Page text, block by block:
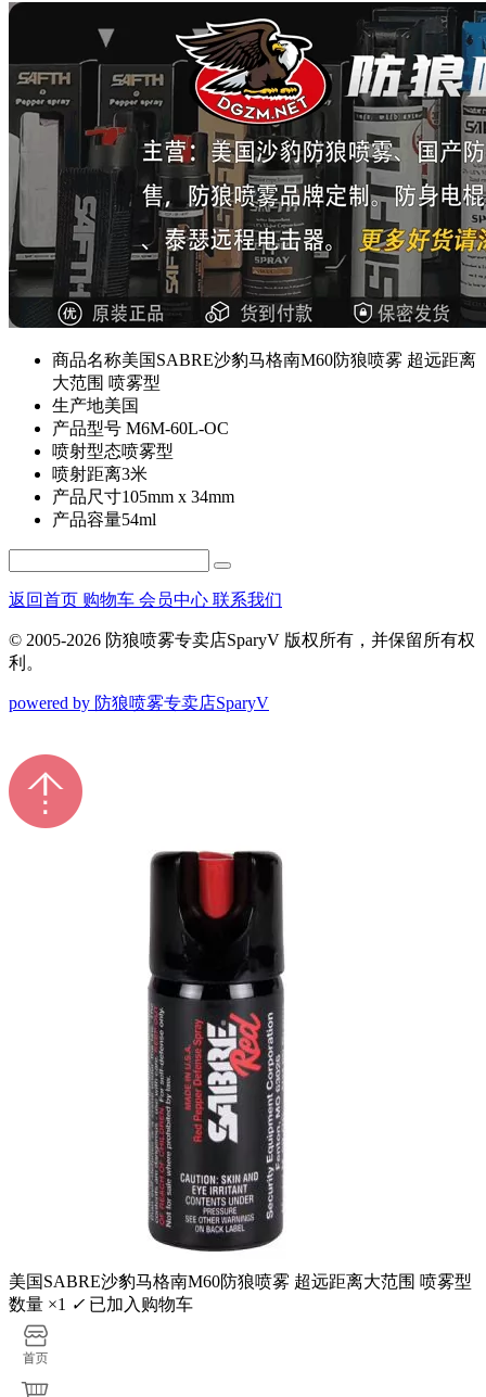
商品名称美国SABRE沙豹马格南M60防狼喷雾 超远距离
大范围 喷雾型
生产地美国
产品型号 M6M-60L-OC
喷射型态喷雾型
喷射距离3米
产品尺寸105mm x 34mm
产品容量54ml
返回首页 购物车 会员中心 联系我们
© 2005-2026 防狼喷雾专卖店SparyV 版权所有，并保留所有权
利。
powered by 防狼喷雾专卖店SparyV
美国SABRE沙豹马格南M60防狼喷雾 超远距离大范围 喷雾型
数量 ×1 ✓ 已加入购物车